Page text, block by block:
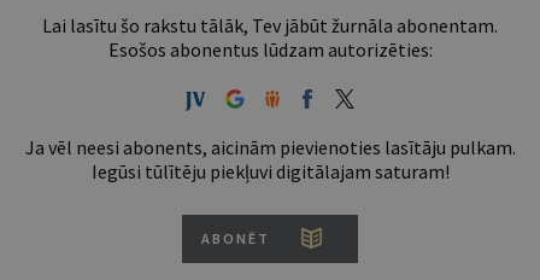
Lai lasītu šo rakstu tālāk, Tev jābūt žurnāla abonentam.
Esošos abonentus lūdzam autorizēties:
Ja vēl neesi abonents, aicinām pievienoties lasītāju pulkam.
Iegūsi tūlītēju piekļuvi digitālajam saturam!
ABONĒT